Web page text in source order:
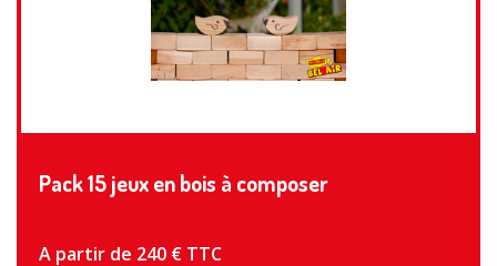
VOIR PLUS
Pack 15 jeux en bois à composer
A partir de 240 € TTC